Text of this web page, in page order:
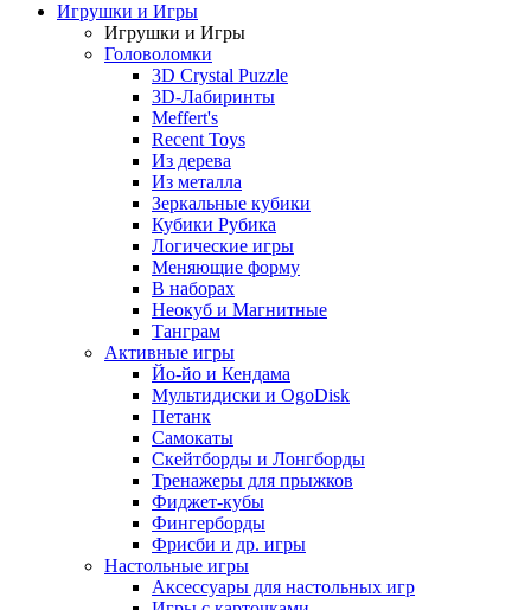
Игрушки и Игры
Игрушки и Игры
Головоломки
3D Crystal Puzzle
3D-Лабиринты
Meffert's
Recent Toys
Из дерева
Из металла
Зеркальные кубики
Кубики Рубика
Логические игры
Меняющие форму
В наборах
Неокуб и Магнитные
Танграм
Активные игры
Йо-йо и Кендама
Мультидиски и OgoDisk
Петанк
Самокаты
Скейтборды и Лонгборды
Тренажеры для прыжков
Фиджет-кубы
Фингерборды
Фрисби и др. игры
Настольные игры
Аксессуары для настольных игр